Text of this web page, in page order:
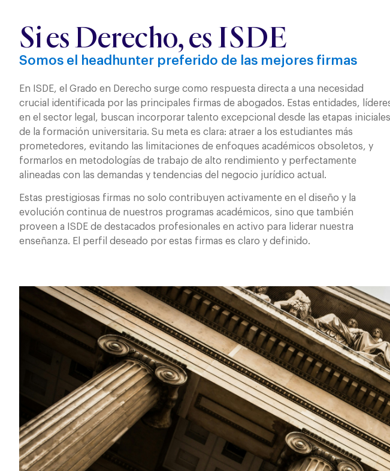
Si es Derecho, es ISDE
Somos el headhunter preferido de las mejores firmas
En ISDE, el Grado en Derecho surge como respuesta directa a una necesidad
crucial identificada por las principales firmas de abogados. Estas entidades,
en el sector legal, buscan incorporar talento excepcional desde las etapas iniciales
de la formación universitaria. Su meta es clara: atraer a los estudiantes más
prometedores, evitando las limitaciones de enfoques académicos obsoletos, y
formarlos en metodologías de trabajo de alto rendimiento y perfectamente
alineadas con las demandas y tendencias del negocio jurídico actual.
Estas prestigiosas firmas no solo contribuyen activamente en el diseño y la
evolución continua de nuestros programas académicos, sino que también
proveen a ISDE de destacados profesionales en activo para liderar nuestra
enseñanza. El perfil deseado por estas firmas es claro y definido.